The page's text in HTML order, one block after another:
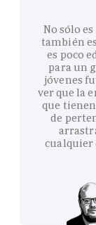
No sólo
también
es poco
para un
jóvenes
ver que la
que
de
cualquier